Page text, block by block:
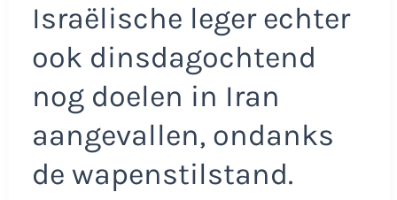
Israëlische leger echter
ook dinsdagochtend
nog doelen in Iran
aangevallen, ondanks
de wapenstilstand.